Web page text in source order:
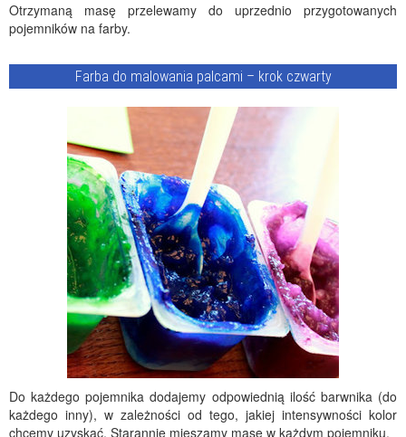
Otrzymaną masę przelewamy do uprzednio przygotowanych
pojemników na farby.
Farba do malowania palcami – krok czwarty
Do każdego pojemnika dodajemy odpowiednią ilość barwnika (do
każdego inny), w zależności od tego, jakiej intensywności kolor
chcemy uzyskać. Starannie mieszamy masę w każdym pojemniku.